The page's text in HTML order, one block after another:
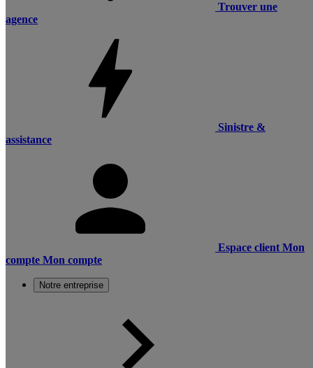
Trouver une
agence
Sinistre &
assistance
Espace client Mon
compte Mon compte
Notre entreprise